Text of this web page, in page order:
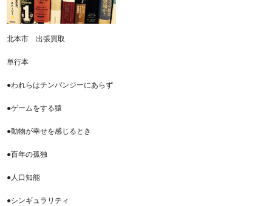
北本市 出張買取
単行本
●われらはチンパンジーにあらず
●ゲームをする猿
●動物が幸せを感じるとき
●百年の孤独
●人口知能
●シンギュラリティ